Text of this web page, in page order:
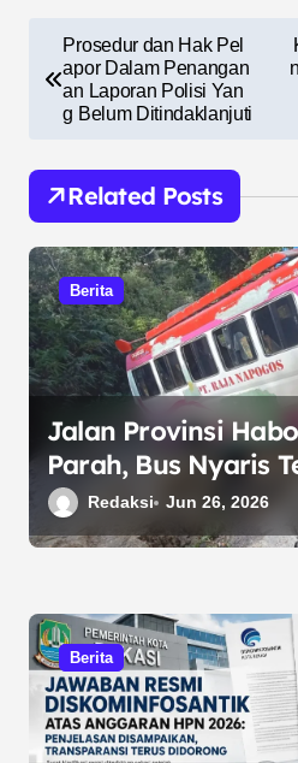
a
a
s
i
p
o
Prosedur dan Hak Pel
apor Dalam Penangan
an Laporan Polisi Yan
g Belum Ditindaklanjuti
Related Posts
Berita
Jalan Provinsi
Parah, Bus Nyaris
Kualu Toba
Redaksi Jun 26, 2026
Berita